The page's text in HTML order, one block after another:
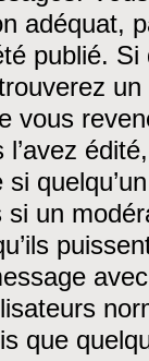
adéquat,
publié. Si
vous
si
si un
que